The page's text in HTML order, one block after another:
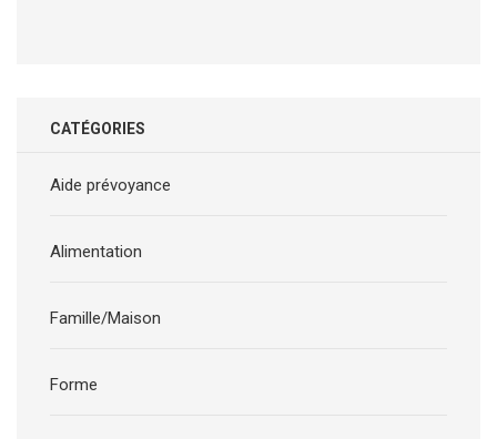
CATÉGORIES
Aide prévoyance
Alimentation
Famille/Maison
Forme